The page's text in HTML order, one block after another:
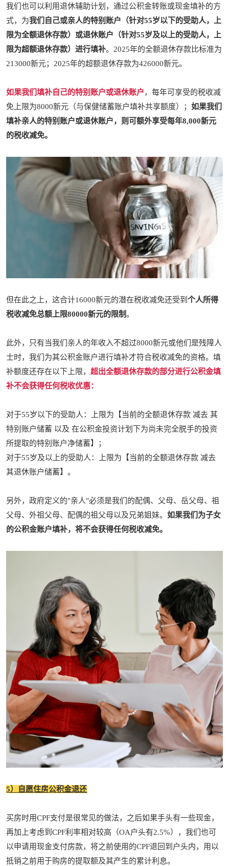
我们也可以利用退休辅助计划，通过公积金转账或现金填补的方
式，为我们自己或亲人的特别账户（针对55岁以下的受助人，上
限为全额退休存款）或退休账户（针对55岁及以上的受助人，上
限为超额退休存款）进行填补。2025年的全额退休存款比标准为
213000新元；2025年的超额退休存款为426000新元。
如果我们填补自己的特别账户或退休账户，每年可享受的税收减
免上限为8000新元（与保健储蓄账户填补共享额度）；如果我们
填补亲人的特别账户或退休账户，则可额外享受每年8,000新元
的税收减免。
但在此之上，这合计16000新元的潜在税收减免还受到个人所得
税收减免总额上限80000新元的限制。
此外，只有当我们亲人的年收入不超过8000新元或他们是残障人
士时，我们为其公积金账户进行填补才符合税收减免的资格。填
补额度还存在以下上限，超出全额退休存款的部分进行公积金填
补不会获得任何税收优惠：
对于55岁以下的受助人：上限为【当前的全额退休存款 减去 其
特别账户储蓄 以及 在公积金投资计划下为尚未完全脱手的投资
所提取的特别账户净储蓄】；
对于55岁及以上的受助人：上限为【当前的全额退休存款 减去
其退休账户储蓄】。
另外，政府定义的"亲人"必须是我们的配偶、父母、岳父母、祖
父母、外祖父母、配偶的祖父母以及兄弟姐妹。如果我们为子女
的公积金账户填补，将不会获得任何税收减免。
5）自愿住房公积金退还
买房时用CPF支付是很常见的做法，之后如果手头有一些现金，
再加上考虑到CPF利率相对较高（OA户头有2.5%），我们也可
以申请用现金支付房款，将之前使用的CPF退回到户头内，用以
抵销之前用于购房的提取额及其产生的累计利息。